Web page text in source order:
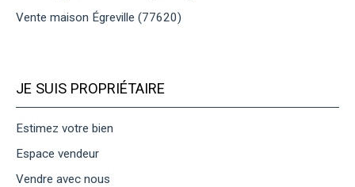
Vente maison Égreville (77620)
JE SUIS PROPRIÉTAIRE
Estimez votre bien
Espace vendeur
Vendre avec nous